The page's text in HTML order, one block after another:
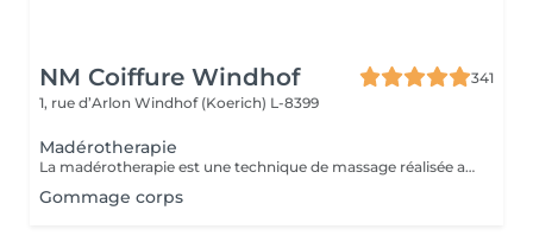
NM Coiffure Windhof
341
1, rue d’Arlon Windhof (Koerich) L-8399
Madérotherapie
La madérotherapie est une technique de massage réalisée avec des instruments en bois spécialement éllaboré affin de sculpter , tonifier votre corps. Naturelle et non invasive, celle- ci offre des résultats visibles et surtout durable dans le temps. Ses bienfaits : - Réduction de la cellulite - Grande amélioration de la circulation sanguine et lymphatique - Raffermissement de la peau - Diminution des tensions musculaires - Remodelage de la silhouette
Gommage corps